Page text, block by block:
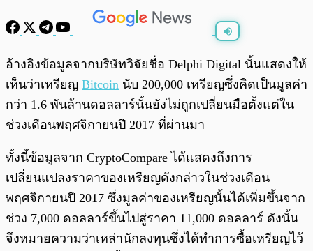
พร้อมเล่น 0:00/
อ้างอิงข้อมูลจากบริษัทวิจัยชื่อ Delphi Digital นั้นแสดงให้
เห็นว่าเหรียญ Bitcoin นับ 200,000 เหรียญซึ่งคิดเป็นมูลค่า
กว่า 1.6 พันล้านดอลลาร์นั้นยังไม่ถูกเปลี่ยนมือตั้งแต่ใน
ช่วงเดือนพฤศจิกายนปี 2017 ที่ผ่านมา
ทั้งนี้ข้อมูลจาก CryptoCompare ได้แสดงถึงการ
เปลี่ยนแปลงราคาของเหรียญดังกล่าวในช่วงเดือน
พฤศจิกายนปี 2017 ซึ่งมูลค่าของเหรียญนั้นได้เพิ่มขึ้นจาก
ช่วง 7,000 ดอลลาร์ขึ้นไปสู่ราคา 11,000 ดอลลาร์ ดังนั้น
จึงหมายความว่าเหล่านักลงทุนซึ่งได้ทำการซื้อเหรียญไว้